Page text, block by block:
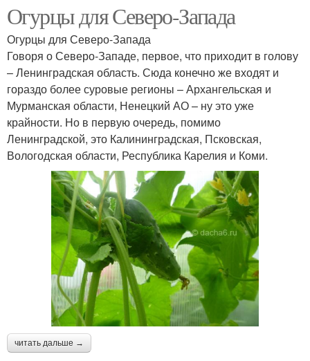
Огурцы для Северо-Запада
Огурцы для Северо-Запада
Говоря о Северо-Западе, первое, что приходит в голову
– Ленинградская область. Сюда конечно же входят и
гораздо более суровые регионы – Архангельская и
Мурманская области, Ненецкий АО – ну это уже
крайности. Но в первую очередь, помимо
Ленинградской, это Калининградская, Псковская,
Вологодская области, Республика Карелия и Коми.
читать дальше →